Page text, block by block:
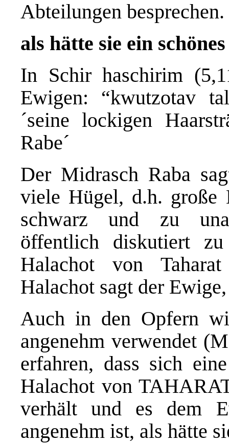
Abteilungen besprechen.
als hätte sie ein
In Schir haschirim
Ewigen: “kwutzotav
´seine lockigen
Rabe´
Der Midrasch Raba
viele Hügel, d.h. große
schwarz und zu
öffentlich diskutiert
Halachot von
Halachot sagt der
Auch in den Opfern
angenehm verwendet
erfahren, dass sich
Halachot von
verhält und es dem
angenehm ist, als hätte